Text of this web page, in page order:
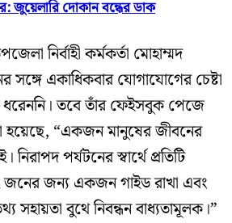
জুয়েলারি দোকান বন্ধের ডাক
নির্বাহী কর্মকর্তা মোহাম্মদ
একাধিকবার যোগাযোগের চেষ্টা
তবে তাঁর ফেইসবুক পেজে
হয়েছে, “একজন মানুষের জীবনের
পর্যটনের স্বার্থে প্রতিটি
জনের জন্য একজন গাইড রাখা এবং
সহায়তা বুথে নিবন্ধন বাধ্যতামূলক।”